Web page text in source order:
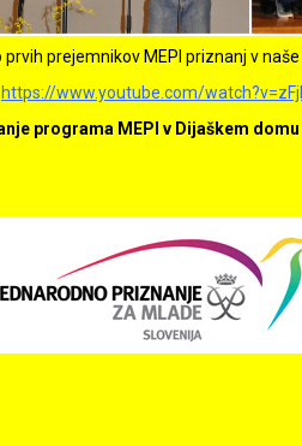
prvih prejemnikov MEPI priznanj v
https://www.youtube.com/
programa MEPI v Dijaškem